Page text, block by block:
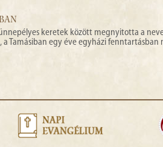
keretek között megnyitotta a
Tamásiban egy éve egyházi